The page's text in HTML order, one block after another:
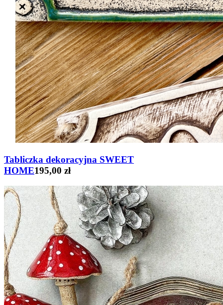
Tabliczka dekoracyjna SWEET
HOME195,00 zł